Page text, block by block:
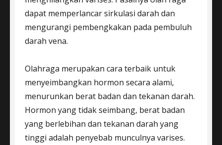
dapat memperlancar sirkulasi darah dan
mengurangi pembengkakan pada pembuluh
darah vena.
Olahraga merupakan cara terbaik untuk
menyeimbangkan hormon secara alami,
menurunkan berat badan dan tekanan darah.
Hormon yang tidak seimbang, berat badan
yang berlebihan dan tekanan darah yang
tinggi adalah penyebab munculnya varises.